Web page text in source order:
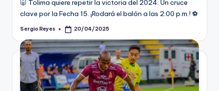
🐷 Tolima quiere repetir la victoria del 2024. Un cruce
clave por la Fecha 15. ¡Rodará el balón a las 2:00 p.m.! ⚽
Publicado
Sergio Reyes 20/04/2025